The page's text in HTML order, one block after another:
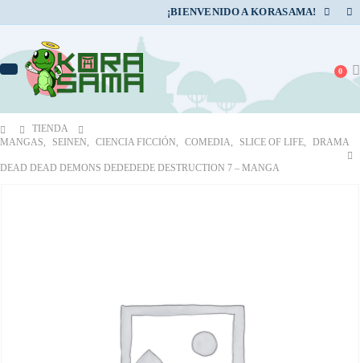
¡BIENVENIDO A KORASAMA!
0
TIENDA
MANGAS, SEINEN, CIENCIA FICCIÓN, COMEDIA, SLICE OF LIFE, DRAMA
DEAD DEAD DEMONS DEDEDEDE DESTRUCTION 7 – MANGA